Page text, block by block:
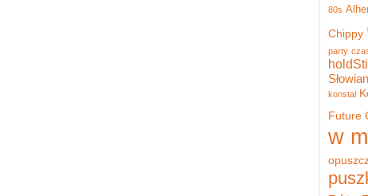
80s
Chippy
party
konstal
Future
w